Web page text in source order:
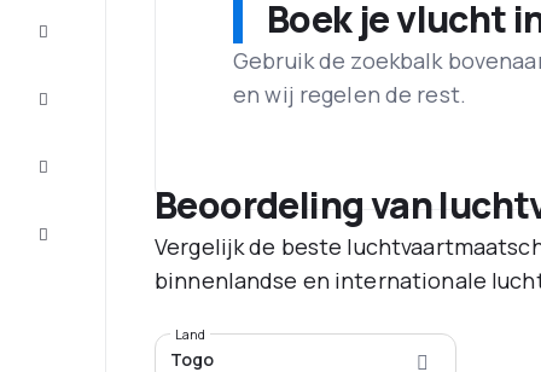
Klantenservice
Boek je vlucht
Gebruik de zoekbalk
en wij regelen de rest.
Beoordeling van
Vergelijk de beste
binnenlandse en internationale
Land
Togo